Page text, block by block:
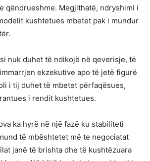
qëndrueshme. Megjithatë, ndryshimi i
kushtetues mbetet pak i mundur
nuk duhet të ndikojë në qeverisje, të
ekzekutive apo të jetë figurë
i tij duhet të mbetet përfaqësues,
i rendit kushtetues.
ka hyrë në një fazë ku stabiliteti
të mbështetet më te negociatat
janë të brishta dhe të kushtëzuara